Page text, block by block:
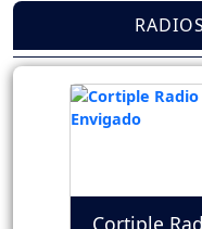
Cortiple